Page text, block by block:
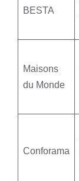
BESTA
Maisons
du Monde
Conforama